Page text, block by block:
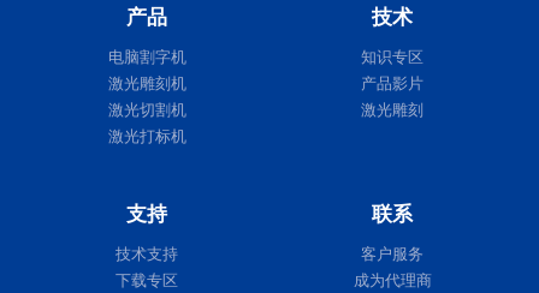
产品
电脑割字机
激光雕刻机
激光切割机
激光打标机
技术
知识专区
产品影片
激光雕刻
支持
技术支持
下载专区
联系
客户服务
成为代理商